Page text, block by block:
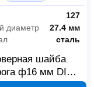
127
диаметр
27.4 мм
сталь
шайба
ф16 мм DIN